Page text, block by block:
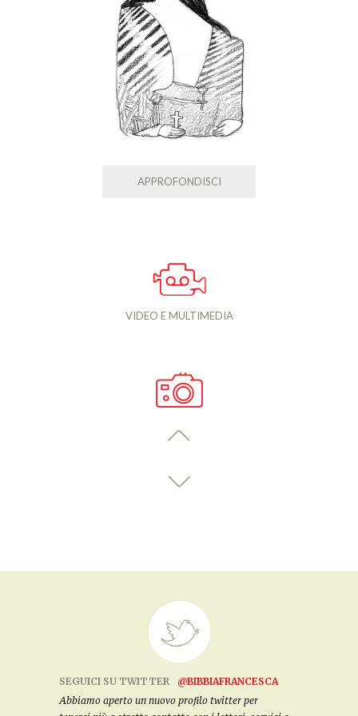
APPROFONDISCI
VIDEO E MULTIMEDIA
SEGUICI SU TWITTER
@BIBBIAFRANCESCA
Abbiamo aperto un nuovo profilo twitter per